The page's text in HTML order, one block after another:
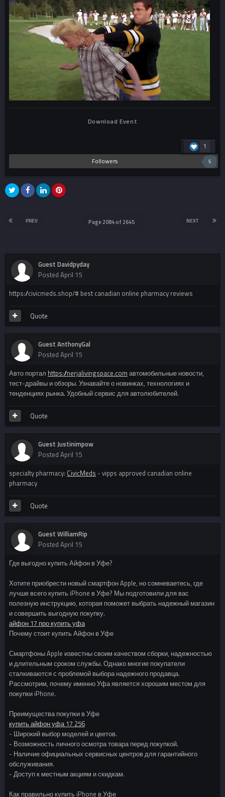
1
Download Event
Followers 5
PREV NEXT
Page 2084 of 2645
Guest Davidpyday
Posted April 15
https://civicmeds.shop/# best canadian online pharmacy reviews
Quote
Guest AnthonyGal
Posted April 15
Авто портал https://nerjalivingspace.com автомобильные новости,
тест-драйвы и обзоры. Узнавайте о новинках, технологиях и
тенденциях рынка. Удобный сервис для автолюбителей.
Quote
Guest Justinimpow
Posted April 15
specialty pharmacy: CivicMeds - vipps approved canadian online
pharmacy
Quote
Guest WilliamRip
Posted April 15
Где выгодно купить Айфон в Уфе?
Хотите приобрести новый смартфон Apple, но сомневаетесь, где
лучше всего купить iPhone в Уфе? Мы подготовили для вас
полезную инструкцию, которая поможет выбрать надежный магазин
и совершить выгодную покупку.
айфон 17 про купить уфа
Почему стоит купить Айфон в Уфе
Смартфоны Apple известны своим качеством сборки, надежностью
и длительным сроком службы. Однако многие покупатели
сталкиваются с проблемой выбора надежного продавца.
Рассмотрим, почему именно Уфа является хорошим местом для
покупки iPhone.
Преимущества покупки в Уфе
купить айфон уфа 17 256
- Широкий выбор моделей и цветов.
- Возможность личного осмотра товара перед покупкой.
- Наличие официальных сервисных центров для гарантийного
обслуживания.
- Доступ к местным акциям и скидкам.
Как правильно купить iPhone в Уфе